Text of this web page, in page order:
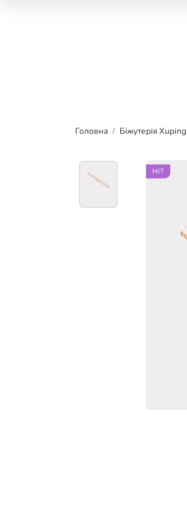
Головна Біжутерія Xuping
HIT